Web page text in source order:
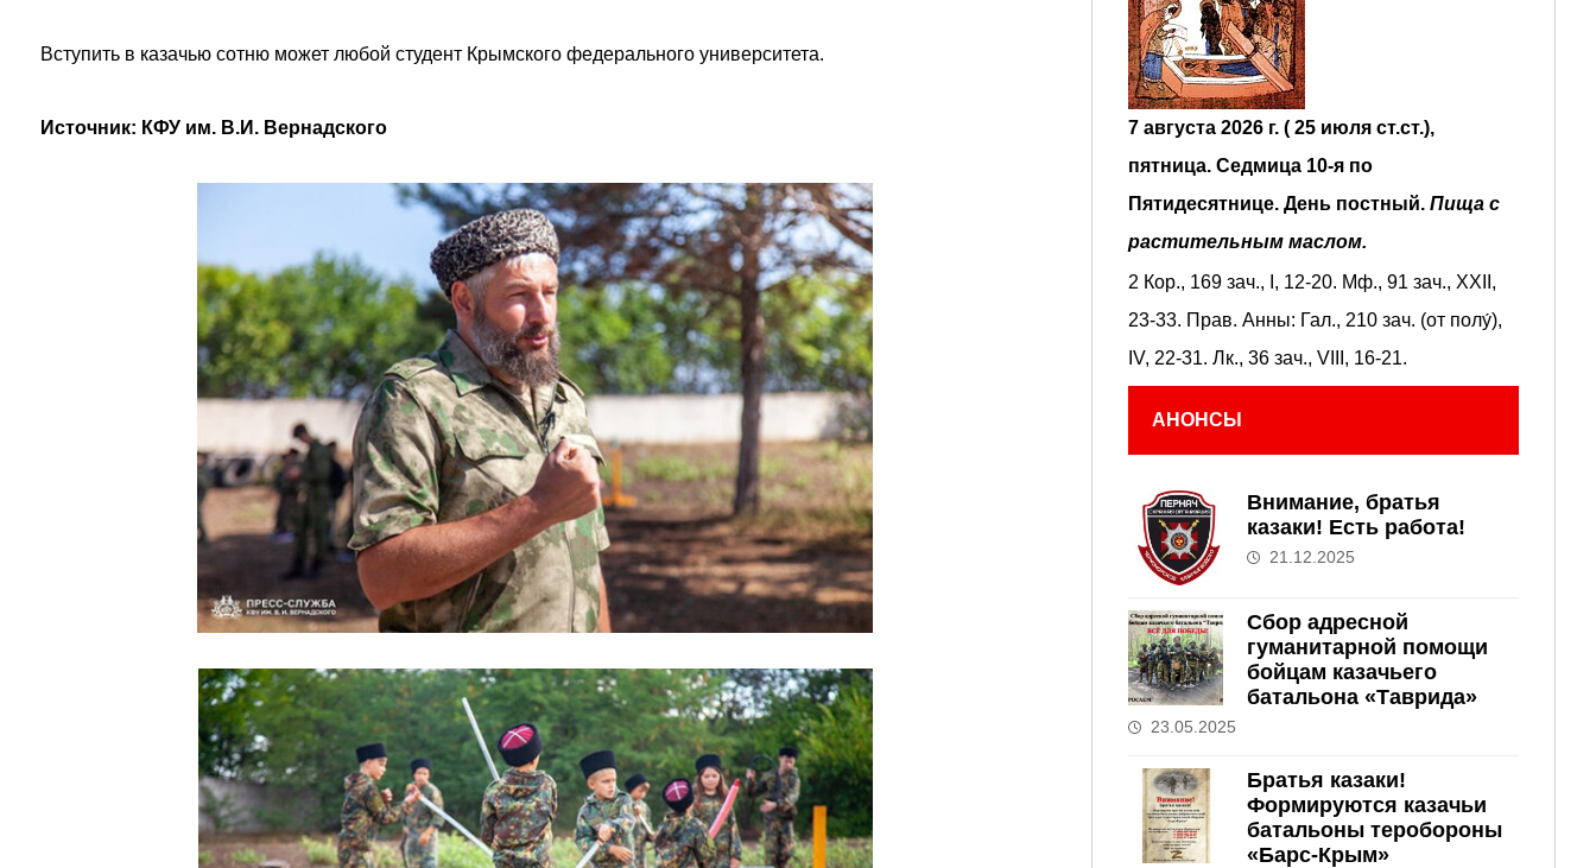
Вступить в казачью сотню может любой студент Крымского федерального университета.
Источник: КФУ им. В.И. Вернадского
7 августа 2026 г. ( 25 июля ст.ст.),
пятница. Седмица 10-я по
Пятидесятнице. День постный. Пища с
растительным маслом.
2 Кор., 169 зач., I, 12-20. Мф., 91 зач., XXII,
23-33. Прав. Анны: Гал., 210 зач. (от полу́),
IV, 22-31. Лк., 36 зач., VIII, 16-21.
АНОНСЫ
Внимание, братья
казаки! Есть работа!
21.12.2025
Сбор адресной
гуманитарной помощи
бойцам казачьего
батальона «Таврида»
23.05.2025
Братья казаки!
Формируются казачьи
батальоны теробороны
«Барс-Крым»